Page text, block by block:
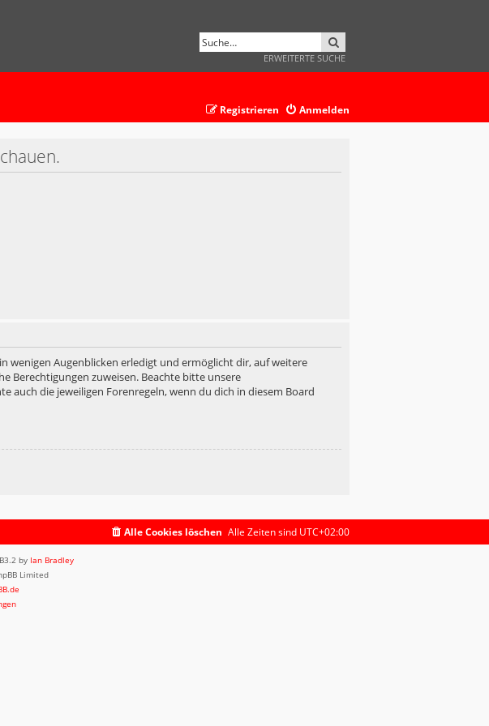
ERWEITERTE SUCHE
Anmelden
Registrieren
wenigen Augenblicken erledigt und ermöglicht dir, auf weitere
Berechtigungen zuweisen. Beachte bitte unsere
auch die jeweiligen Forenregeln, wenn du dich in diesem Board
Alle Zeiten sind UTC+02:00
Alle Cookies löschen
by Ian Bradley
Limited